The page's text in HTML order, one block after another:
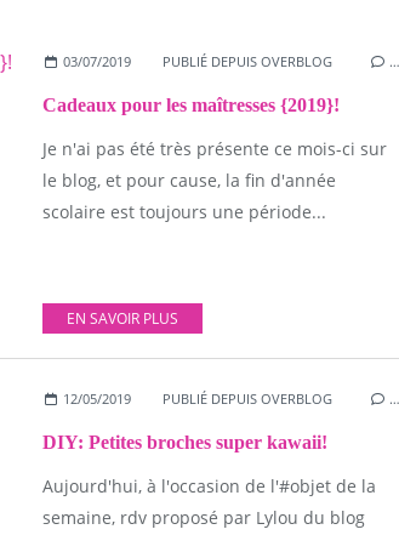
03/07/2019 PUBLIÉ DEPUIS OVERBLOG …
Cadeaux pour les maîtresses {2019}!
Je n'ai pas été très présente ce mois-ci sur
le blog, et pour cause, la fin d'année
scolaire est toujours une période...
EN SAVOIR PLUS
12/05/2019 PUBLIÉ DEPUIS OVERBLOG …
DIY: Petites broches super kawaii!
Aujourd'hui, à l'occasion de l'#objet de la
semaine, rdv proposé par Lylou du blog